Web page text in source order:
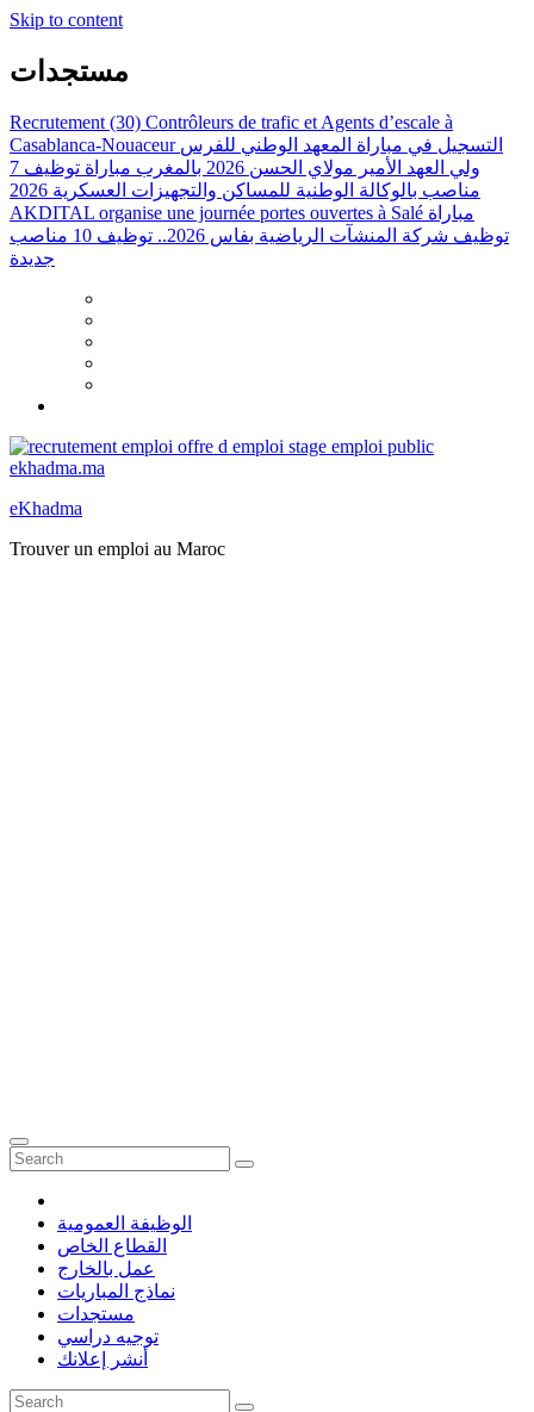
Skip to content
مستجدات
Recrutement (30) Contrôleurs de trafic et Agents d’escale à
Casablanca-Nouaceur التسجيل في مباراة المعهد الوطني للفرس
ولي العهد الأمير مولاي الحسن 2026 بالمغرب
مباراة توظيف 7
مناصب بالوكالة الوطنية للمساكن والتجهيزات العسكرية 2026
AKDITAL organise une journée portes ouvertes à Salé مباراة
توظيف شركة المنشآت الرياضية بفاس 2026.. توظيف 10 مناصب
جديدة
eKhadma
Trouver un emploi au Maroc
الوظيفة العمومية
القطاع الخاص
عمل بالخارج
نماذج المباريات
مستجدات
توجيه دراسي
أنشر إعلانك